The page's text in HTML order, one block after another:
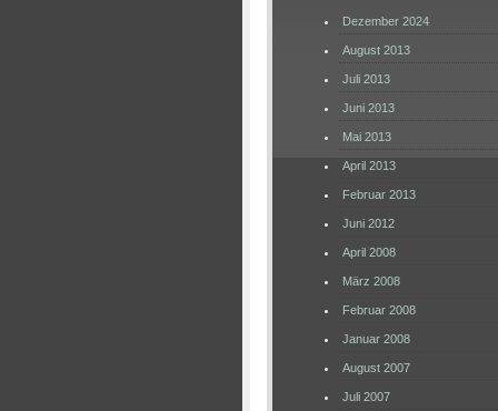
Dezember 2024
August 2013
Juli 2013
Juni 2013
Mai 2013
April 2013
Februar 2013
Juni 2012
April 2008
März 2008
Februar 2008
Januar 2008
August 2007
Juli 2007